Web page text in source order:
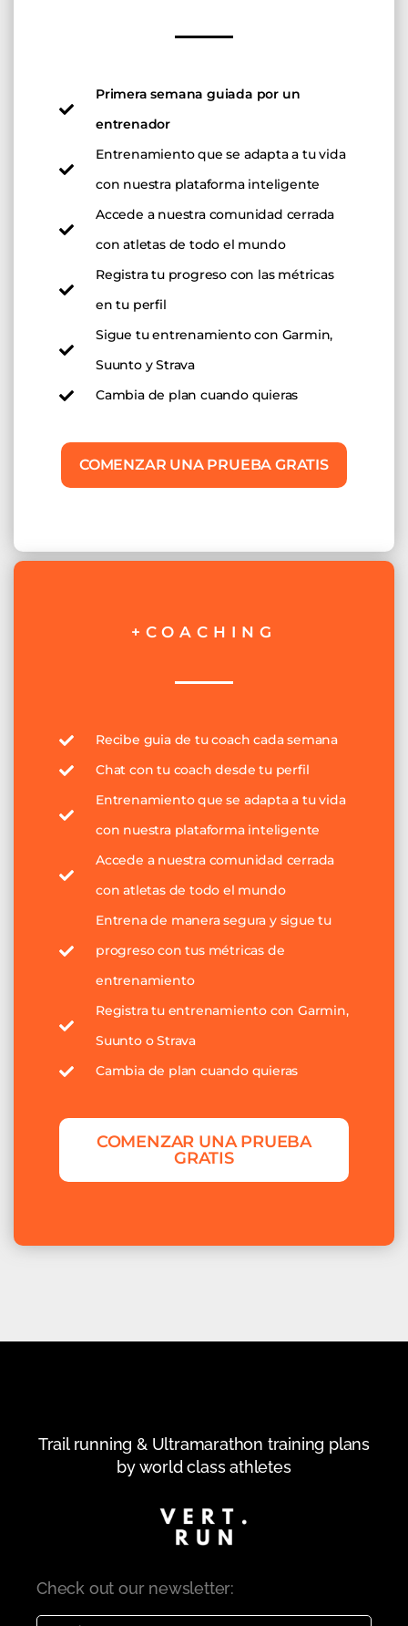
Primera semana guiada por un
entrenador
Entrenamiento que se adapta a tu vida
con nuestra plataforma inteligente
Accede a nuestra comunidad cerrada
con atletas de todo el mundo
Registra tu progreso con las métricas
en tu perfil
Sigue tu entrenamiento con Garmin,
Suunto y Strava
Cambia de plan cuando quieras
COMENZAR UNA PRUEBA GRATIS
+COACHING
Recibe guia de tu coach cada semana
Chat con tu coach desde tu perfil
Entrenamiento que se adapta a tu vida
con nuestra plataforma inteligente
Accede a nuestra comunidad cerrada
con atletas de todo el mundo
Entrena de manera segura y sigue tu
progreso con tus métricas de
entrenamiento
Registra tu entrenamiento con Garmin,
Suunto o Strava
Cambia de plan cuando quieras
COMENZAR UNA PRUEBA
GRATIS
Trail running & Ultramarathon training plans
by world class athletes
Check out our newsletter: